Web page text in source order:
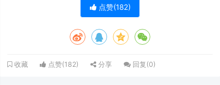
点赞(182)
收藏 点赞(182) 分享 回复(0)